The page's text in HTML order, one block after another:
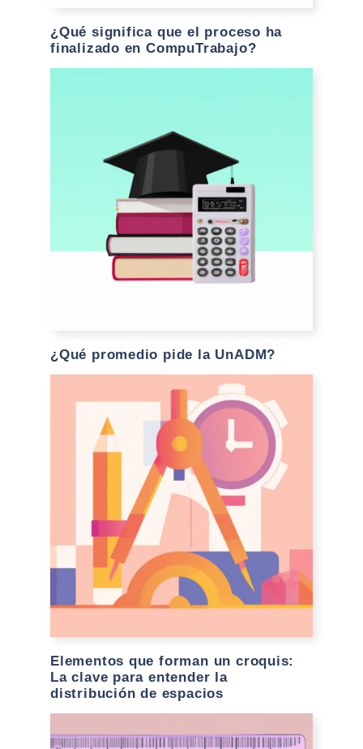
¿Qué significa que el proceso ha
finalizado en CompuTrabajo?
¿Qué promedio pide la UnADM?
Elementos que forman un croquis:
La clave para entender la
distribución de espacios